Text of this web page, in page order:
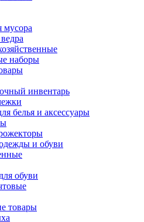
наборы
инвентарь
белья и аксессуары
и обуви
обуви
товары